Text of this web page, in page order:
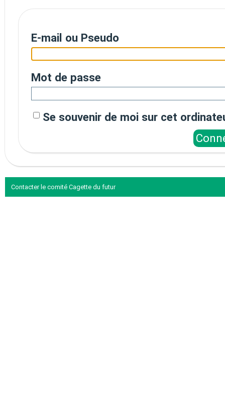
E-mail ou Pseudo
Mot de passe
Se souvenir de moi sur cet
Contacter le comité Cagette du futur